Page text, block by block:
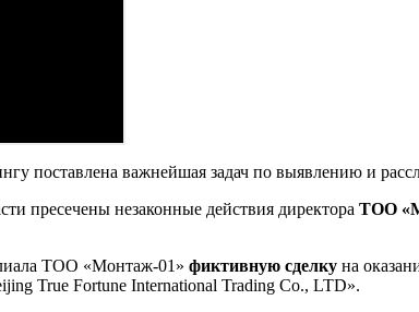
поставлена важнейшая задач по выявлению и
пресечены незаконные действия директора ТОО
ТОО «Монтаж-01» фиктивную сделку на
True Fortune International Trading Co., LTD».